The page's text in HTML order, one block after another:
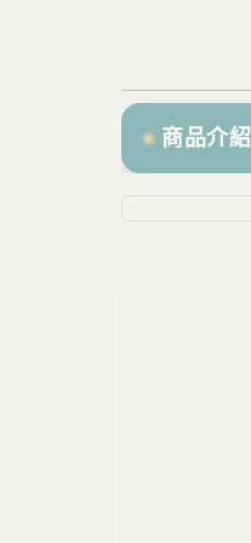
商品介紹